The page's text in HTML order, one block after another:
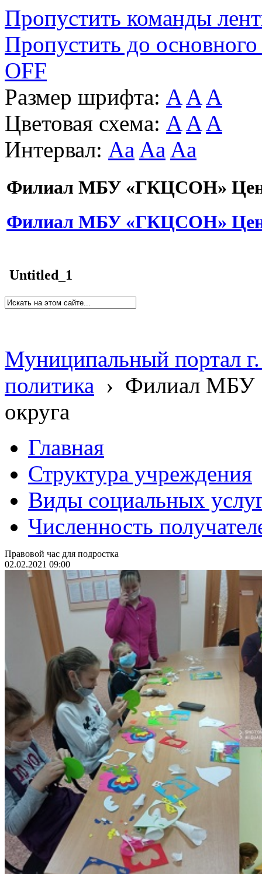
Пропустить команды
Пропустить до основного
OFF
Размер шрифта: A A A
Цветовая схема: A A A
Интервал: Aa Aa Aa
Филиал МБУ «ГКЦСОН»
Филиал МБУ «ГКЦСОН»
Untitled_1
Муниципальный портал
политика › Филиал МБУ
округа
Главная
Структура учреждения
Виды социальных
Численность
Правовой час для подростка
02.02.2021 09:00